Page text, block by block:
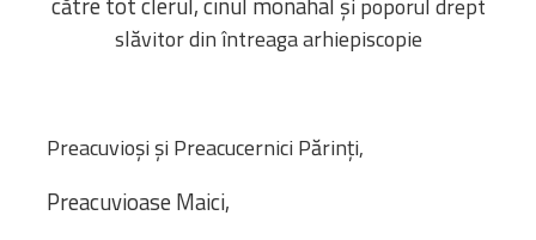
CONTACTslăvitordin întreaga arhiepiscopie
Preacuvioși și Preacucernici Părinți,
Preacuvioase Maici,